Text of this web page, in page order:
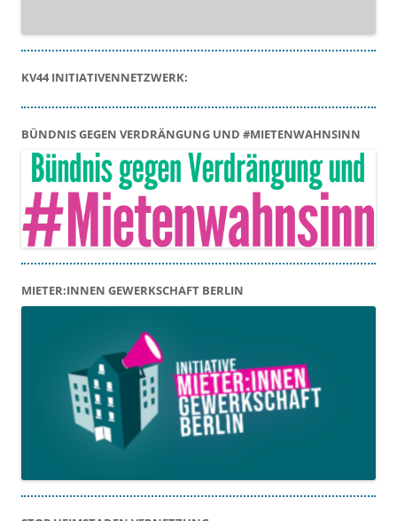
KV44 INITIATIVENNETZWERK:
BÜNDNIS GEGEN VERDRÄNGUNG UND #MIETENWAHNSINN
MIETER:INNEN GEWERKSCHAFT BERLIN